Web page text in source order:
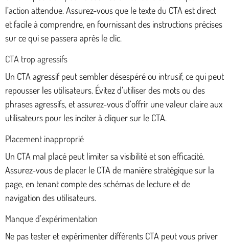
l’action attendue. Assurez-vous que le texte du CTA est direct
et facile à comprendre, en fournissant des instructions précises
sur ce qui se passera après le clic.
CTA trop agressifs
Un CTA agressif peut sembler désespéré ou intrusif, ce qui peut
repousser les utilisateurs. Évitez d’utiliser des mots ou des
phrases agressifs, et assurez-vous d’offrir une valeur claire aux
utilisateurs pour les inciter à cliquer sur le CTA.
Placement inapproprié
Un CTA mal placé peut limiter sa visibilité et son efficacité.
Assurez-vous de placer le CTA de manière stratégique sur la
page, en tenant compte des schémas de lecture et de
navigation des utilisateurs.
Manque d’expérimentation
Ne pas tester et expérimenter différents CTA peut vous priver